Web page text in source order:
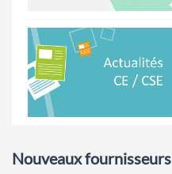
Nouveaux fournisseurs